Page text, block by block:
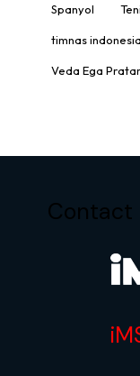
Spanyol
timnas indonesia
Veda Ega
Contact